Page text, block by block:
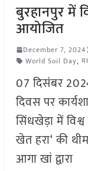
बुरहानपुर में
आयोजित
December 7, 2024
World Soil Day,
07 दिसंबर
दिवस पर
सिंधखेड़ा में
खेत हरा‘ की
आगा खां द्वारा